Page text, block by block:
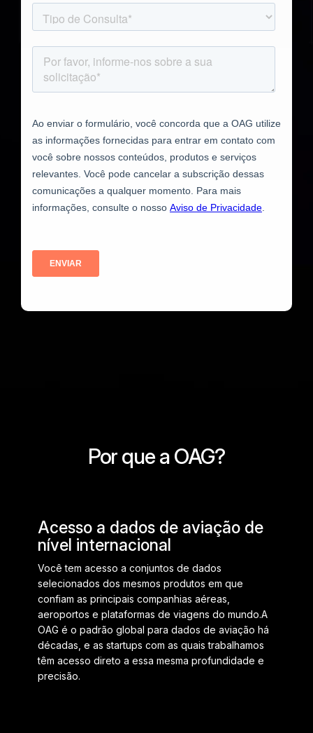
Árabe (
Por que a OAG?
Acesso a dados de aviação de
nível internacional
Você tem acesso a conjuntos de dados
selecionados dos mesmos produtos em que
confiam as principais companhias aéreas,
aeroportos e plataformas de viagens do mundo.A
OAG é o padrão global para dados de aviação há
décadas, e as startups com as quais trabalhamos
têm acesso direto a essa mesma profundidade e
precisão.